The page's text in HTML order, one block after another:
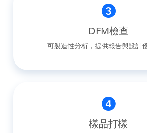
DFM檢查
可製造性分析，提供報告與設計
樣品打樣